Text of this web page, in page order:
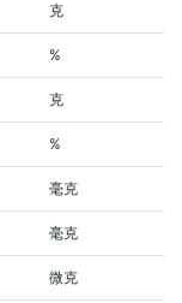
克
%
克
%
毫克
毫克
微克